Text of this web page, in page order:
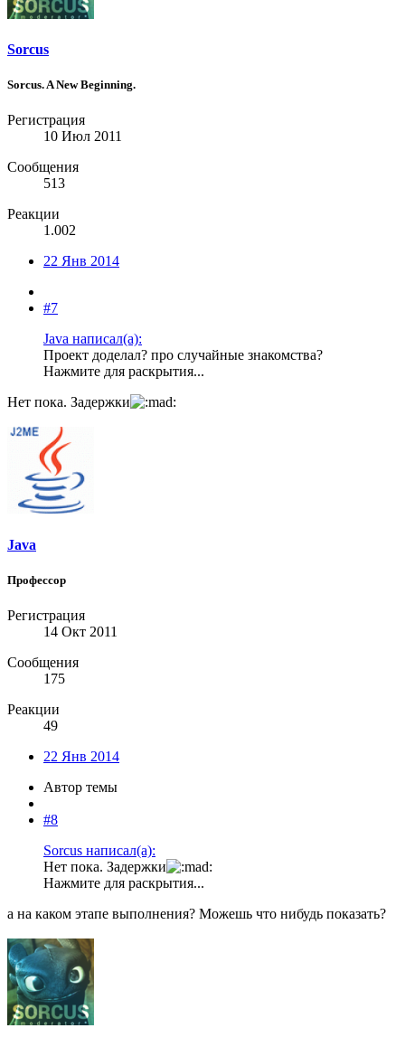
Sorcus
Sorcus. A New Beginning.
Регистрация
10 Июл 2011
Сообщения
513
Реакции
1.002
22 Янв 2014
#7
Java написал(а):
Проект доделал? про случайные знакомства?
Нажмите для раскрытия...
Нет пока. Задержки
Java
Профессор
Регистрация
14 Окт 2011
Сообщения
175
Реакции
49
22 Янв 2014
Автор темы
#8
Sorcus написал(а):
Нет пока. Задержки
Нажмите для раскрытия...
а на каком этапе выполнения? Можешь что нибудь показать?